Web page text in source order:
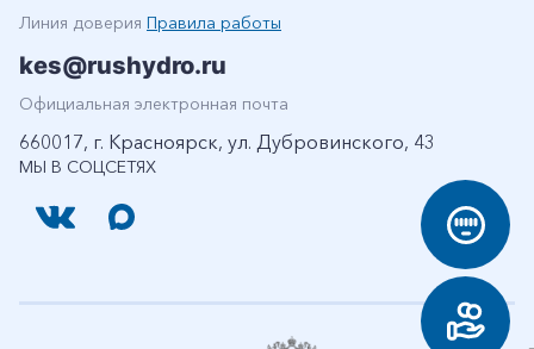
МЫ В СОЦСЕТЯХ
Линия доверия Правила работы
kes@rushydro.ru
Официальная электронная почта
660017, г. Красноярск, ул. Дубровинского, 43